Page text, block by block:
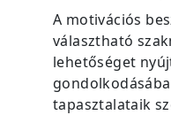
A motivációs
választható
lehetőséget
tapasztalataik